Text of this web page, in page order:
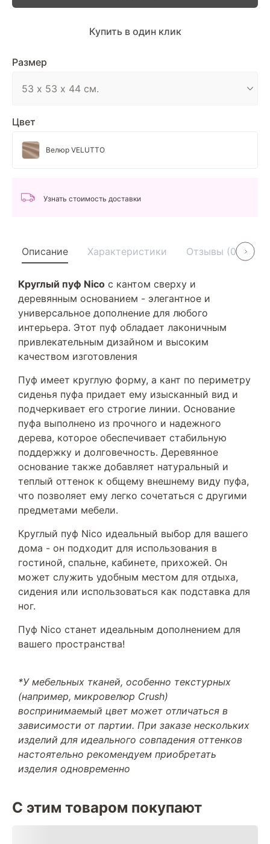
Размер
Цвет
Велюр VELUTTO
Купить в один клик
Узнать стоимость доставки
Описание Характеристики Отзывы (0)
Круглый пуф Nico с кантом сверху и
деревянным основанием - элегантное и
универсальное дополнение для любого
интерьера. Этот пуф обладает лаконичным
привлекательным дизайном и высоким
качеством изготовления
Пуф имеет круглую форму, а кант по периметру
сиденья пуфа придает ему изысканный вид и
подчеркивает его строгие линии. Основание
пуфа выполнено из прочного и надежного
дерева, которое обеспечивает стабильную
поддержку и долговечность. Деревянное
основание также добавляет натуральный и
теплый оттенок к общему внешнему виду пуфа,
что позволяет ему легко сочетаться с другими
предметами мебели.
Круглый пуф Nico идеальный выбор для вашего
дома - он подходит для использования в
гостиной, спальне, кабинете, прихожей. Он
может служить удобным местом для отдыха,
сидения или использоваться как подставка для
ног.
Пуф Nico станет идеальным дополнением для
вашего пространства!
*У мебельных тканей, особенно текстурных
(например, микровелюр Crush)
воспринимаемый цвет может отличаться в
зависимости от партии. При заказе нескольких
изделий для идеального совпадения оттенков
настоятельно рекомендуем приобретать
изделия одновременно
С этим товаром покупают